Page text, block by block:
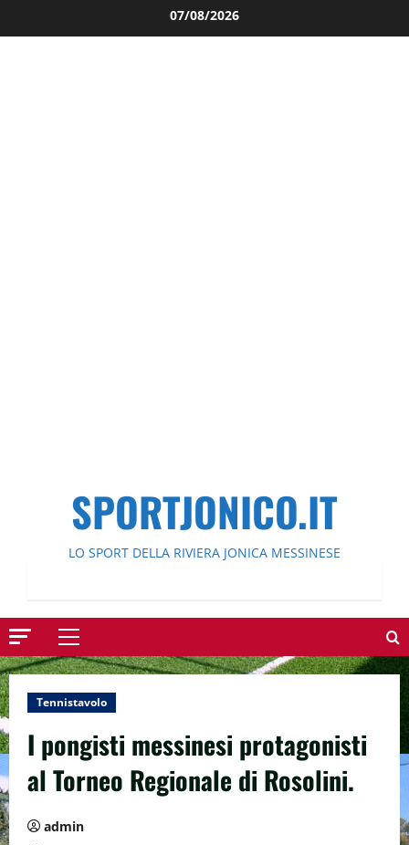
al
07/08/2026
SPORTJONICO.IT
LO SPORT DELLA RIVIERA JONICA MESSINESE
Menu
principale
Tennistavolo
I pongisti messinesi protagonisti
al Torneo Regionale di Rosolini.
admin